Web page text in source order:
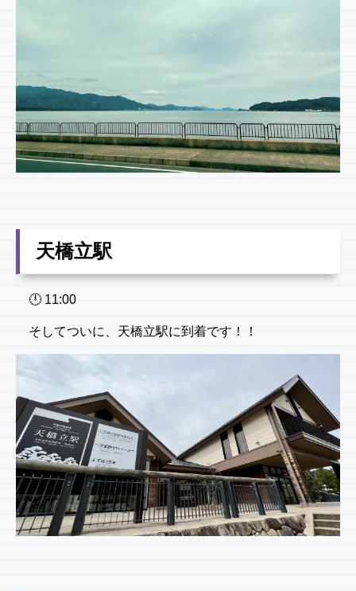
天橋立駅
🕛 11:00
そしてついに、天橋立駅に到着です！！